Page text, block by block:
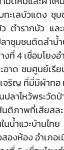
ะเลบัวแดง ชุ
ตำรากบัว แล
าชุมชนติดลำน้ำ
งที่ 4 เชื่อมโยง
อาด ชมศูนย์เรี
จริญ ที่มี่มีผ้าทอ
ปลาไหว้พระวั
ติภาพที่เสียสล
ในน้ำแวะบ้าน
องห้อง อำเภอ